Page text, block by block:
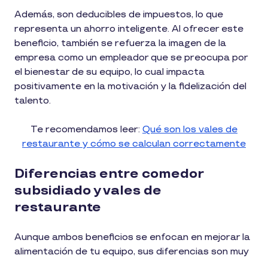
Además, son deducibles de impuestos, lo que
representa un ahorro inteligente. Al ofrecer este
beneficio, también se refuerza la imagen de la
empresa como un empleador que se preocupa por
el bienestar de su equipo, lo cual impacta
positivamente en la motivación y la fidelización del
talento.
Te recomendamos leer: Qué son los vales de
restaurante y cómo se calculan correctamente
Diferencias entre comedor
subsidiado y vales de
restaurante
Aunque ambos beneficios se enfocan en mejorar la
alimentación de tu equipo, sus diferencias son muy